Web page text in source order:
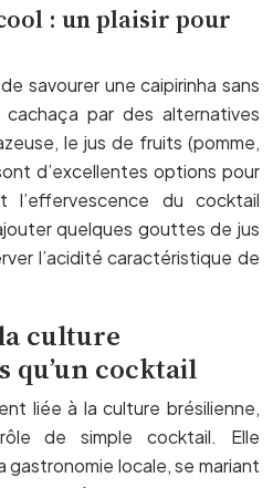
: un plaisir pour
savourer une caipirinha sans
par des alternatives
le jus de fruits (pomme,
d’excellentes options pour
du cocktail
quelques gouttes de jus
l’acidité caractéristique de
culture
qu’un cocktail
liée à la culture brésilienne,
de simple cocktail. Elle
gastronomie locale, se mariant